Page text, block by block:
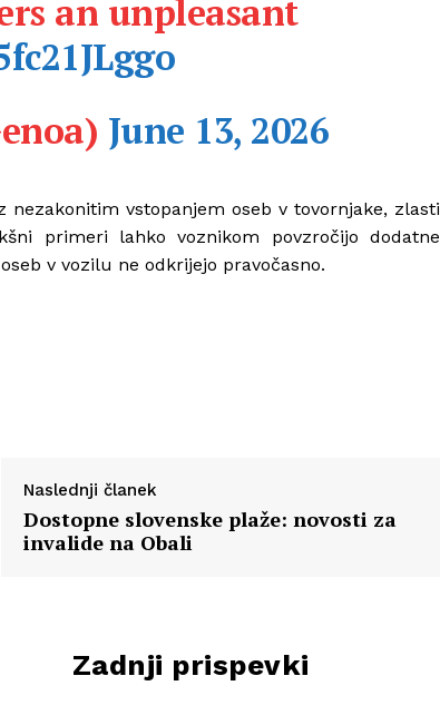
an unpleasant
June 13, 2026
nezakonitim vstopanjem oseb v tovornjake, zlasti
primeri lahko voznikom povzročijo dodatne
v vozilu ne odkrijejo pravočasno.
Naslednji članek
Dostopne slovenske plaže: novosti za
invalide na Obali
Zadnji prispevki